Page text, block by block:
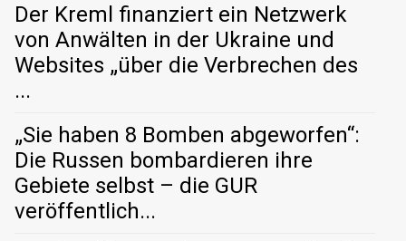
Der Kreml finanziert ein Netzwerk
von Anwälten in der Ukraine und
Websites „über die Verbrechen des
...
„Sie haben 8 Bomben abgeworfen“:
Die Russen bombardieren ihre
Gebiete selbst – die GUR
veröffentlich...